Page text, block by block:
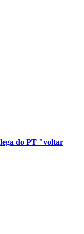
do PT "voltar